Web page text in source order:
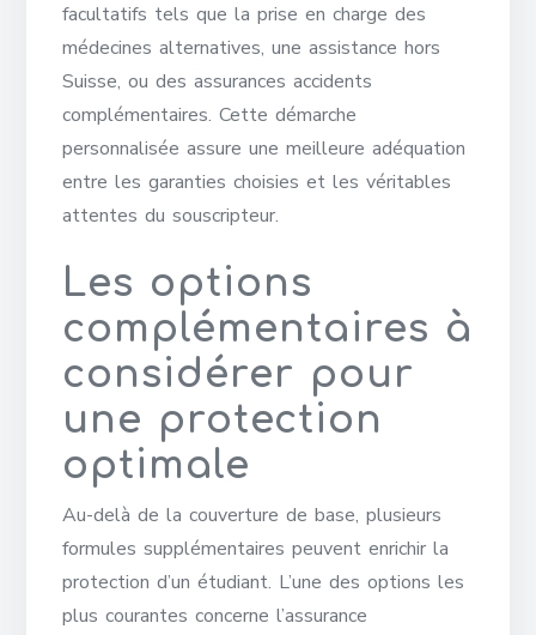
facultatifs tels que la prise en charge des
médecines alternatives, une assistance hors
Suisse, ou des assurances accidents
complémentaires. Cette démarche
personnalisée assure une meilleure adéquation
entre les garanties choisies et les véritables
attentes du souscripteur.
Les options
complémentaires à
considérer pour
une protection
optimale
Au-delà de la couverture de base, plusieurs
formules supplémentaires peuvent enrichir la
protection d’un étudiant. L’une des options les
plus courantes concerne l’assurance